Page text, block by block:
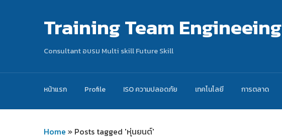
Training Team Engineeing
Consultant อบรม Multi skill Future Skill
หน้าแรก Profile ISO ความปลอดภัย เทคโนโลยี การตลาด
Home » Posts tagged 'หุ่นยนต์'